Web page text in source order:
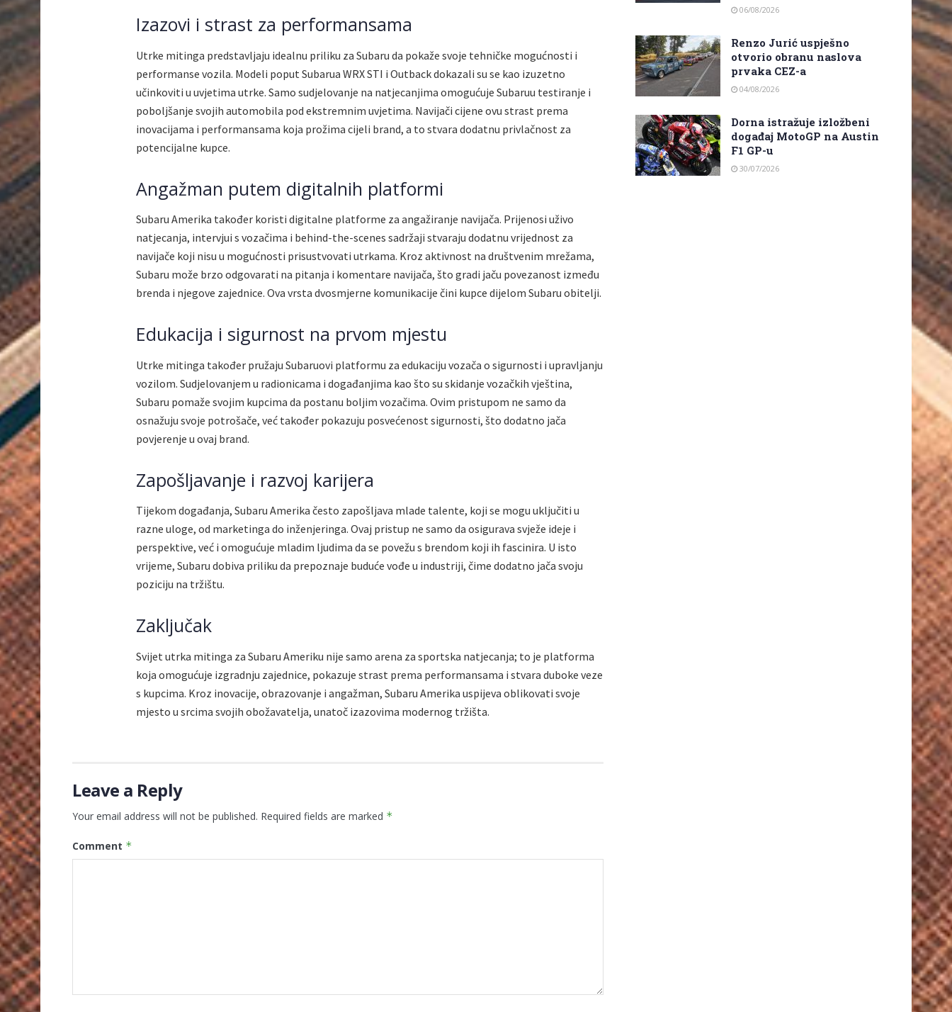
Izazovi i strast za performansama
Utrke mitinga predstavljaju idealnu priliku za Subaru da pokaže svoje tehničke mogućnosti i
performanse vozila. Modeli poput Subarua WRX STI i Outback dokazali su se kao izuzetno
učinkoviti u uvjetima utrke. Samo sudjelovanje na natjecanjima omogućuje Subaruu testiranje i
poboljšanje svojih automobila pod ekstremnim uvjetima. Navijači cijene ovu strast prema
inovacijama i performansama koja prožima cijeli brand, a to stvara dodatnu privlačnost za
potencijalne kupce.
Angažman putem digitalnih platformi
Subaru Amerika također koristi digitalne platforme za angažiranje navijača. Prijenosi uživo
natjecanja, intervjui s vozačima i behind-the-scenes sadržaji stvaraju dodatnu vrijednost za
navijače koji nisu u mogućnosti prisustvovati utrkama. Kroz aktivnost na društvenim mrežama,
Subaru može brzo odgovarati na pitanja i komentare navijača, što gradi jaču povezanost između
brenda i njegove zajednice. Ova vrsta dvosmjerne komunikacije čini kupce dijelom Subaru obitelji.
Edukacija i sigurnost na prvom mjestu
Utrke mitinga također pružaju Subaruovi platformu za edukaciju vozača o sigurnosti i upravljanju
vozilom. Sudjelovanjem u radionicama i događanjima kao što su skidanje vozačkih vještina,
Subaru pomaže svojim kupcima da postanu boljim vozačima. Ovim pristupom ne samo da
osnažuju svoje potrošače, već također pokazuju posvećenost sigurnosti, što dodatno jača
povjerenje u ovaj brand.
Zapošljavanje i razvoj karijera
Tijekom događanja, Subaru Amerika često zapošljava mlade talente, koji se mogu uključiti u
razne uloge, od marketinga do inženjeringa. Ovaj pristup ne samo da osigurava svježe ideje i
perspektive, već i omogućuje mladim ljudima da se povežu s brendom koji ih fascinira. U isto
vrijeme, Subaru dobiva priliku da prepoznaje buduće vođe u industriji, čime dodatno jača svoju
poziciju na tržištu.
Zaključak
Svijet utrka mitinga za Subaru Ameriku nije samo arena za sportska natjecanja; to je platforma
koja omogućuje izgradnju zajednice, pokazuje strast prema performansama i stvara duboke veze
s kupcima. Kroz inovacije, obrazovanje i angažman, Subaru Amerika uspijeva oblikovati svoje
mjesto u srcima svojih obožavatelja, unatoč izazovima modernog tržišta.
Leave a Reply
Your email address will not be published. Required fields are marked *
Comment *
06/08/2026
Renzo Jurić uspješno
otvorio obranu naslova
prvaka CEZ-a
04/08/2026
Dorna istražuje izložbeni
događaj MotoGP na Austin
F1 GP-u
30/07/2026